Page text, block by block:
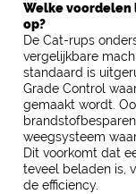
Welke voordelen
op?
De Cat-rups
vergelijkbare
standaard is
Grade Control
gemaakt wordt.
weegsysteem
Dit voorkomt dat
teveel beladen is,
de efficiency.